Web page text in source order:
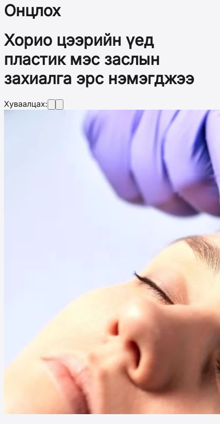
Онцлох
Хорио цээрийн үед
пластик мэс заслын
захиалга эрс нэмэгджээ
Хуваалцах: